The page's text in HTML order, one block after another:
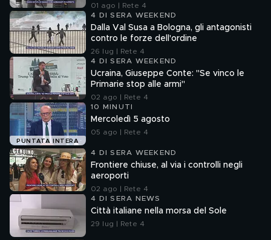
01 ago | Rete 4
4 DI SERA WEEKEND
Dalla Val Susa a Bologna, gli antagonisti
contro le forze dell'ordine
26 lug | Rete 4
4 DI SERA WEEKEND
Ucraina, Giuseppe Conte: "Se vinco le
Primarie stop alle armi"
02 ago | Rete 4
PUNTATA INTERA
10 MINUTI
Mercoledì 5 agosto
05 ago | Rete 4
4 DI SERA WEEKEND
Frontiere chiuse, al via i controlli negli
aeroporti
02 ago | Rete 4
4 DI SERA NEWS
Città italiane nella morsa del Sole
29 lug | Rete 4